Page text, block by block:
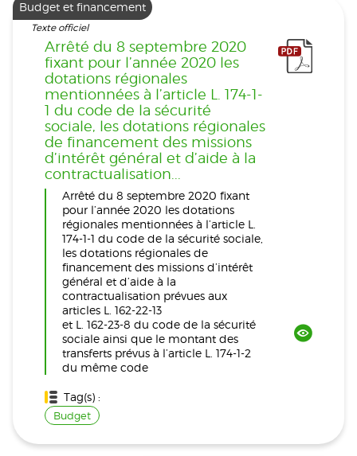
Budget et financement
Texte officiel
Arrêté du 8 septembre 2020
fixant pour l’année 2020 les
dotations régionales
mentionnées à l’article L. 174-1-
1 du code de la sécurité
sociale, les dotations régionales
de financement des missions
d’intérêt général et d’aide à la
contractualisation...
Arrêté du 8 septembre 2020 fixant
pour l’année 2020 les dotations
régionales mentionnées à l’article L.
174-1-1 du code de la sécurité sociale,
les dotations régionales de
financement des missions d’intérêt
général et d’aide à la
contractualisation prévues aux
articles L. 162-22-13
et L. 162-23-8 du code de la sécurité
sociale ainsi que le montant des
transferts prévus à l’article L. 174-1-2
du même code
Tag(s) :
Budget